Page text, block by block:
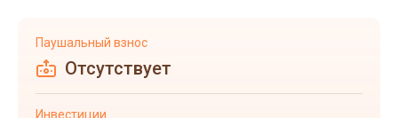
Паушальный взнос
Отсутствует
Инвестиции